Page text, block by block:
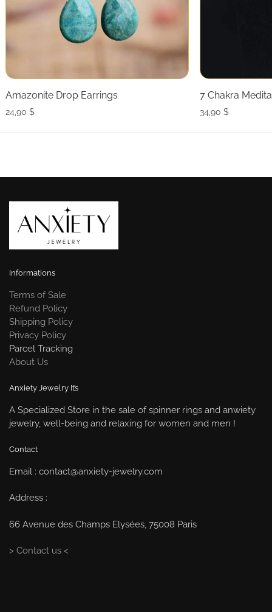
Amazonite Drop Earrings
24,90 $
7 Chakra
34,90 $
Informations
Terms of Sale
Refund Policy
Shipping Policy
Privacy Policy
Parcel Tracking
About Us
Anxiety Jewelry It’s
A Specialized Store in the sale of spinner rings and anwiety
jewelry, well-being and relaxing for women and men !
Contact
Email : contact@anxiety-jewelry.com
Address :
66 Avenue des Champs Elysées, 75008 Paris
> Contact us <